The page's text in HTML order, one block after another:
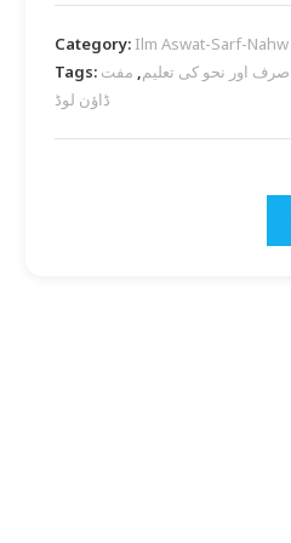
Category: Ilm Aswat-Sarf-Nahw
Tags:
صرف اور نحو کی تعلیم, مفت PDF
ڈاؤن لوڈ